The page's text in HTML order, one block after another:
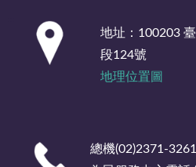
地址：100203
段124號
地理位置圖
總機(02)2371-3261